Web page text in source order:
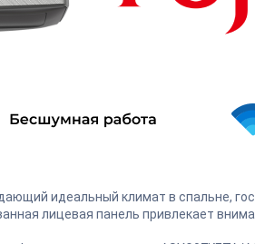
идеальный климат в спальне,
лицевая панель привлекает